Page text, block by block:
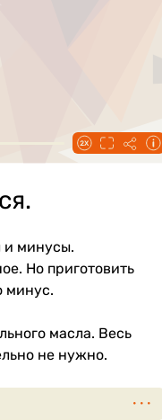
и минусы.
Но приготовить
минус.
масла. Весь
не нужно.